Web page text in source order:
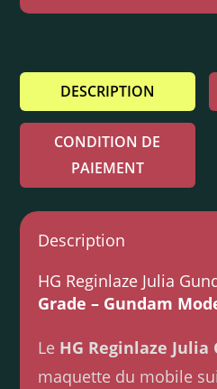
DESCRIPTION
CONDITION DE
PAIEMENT
Description
HG Reginlaze Julia
Grade – Gundam
Le HG Reginlaze Julia
maquette du mobile